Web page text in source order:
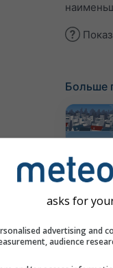
Больше
Веб-
asks for
advertising and
audience